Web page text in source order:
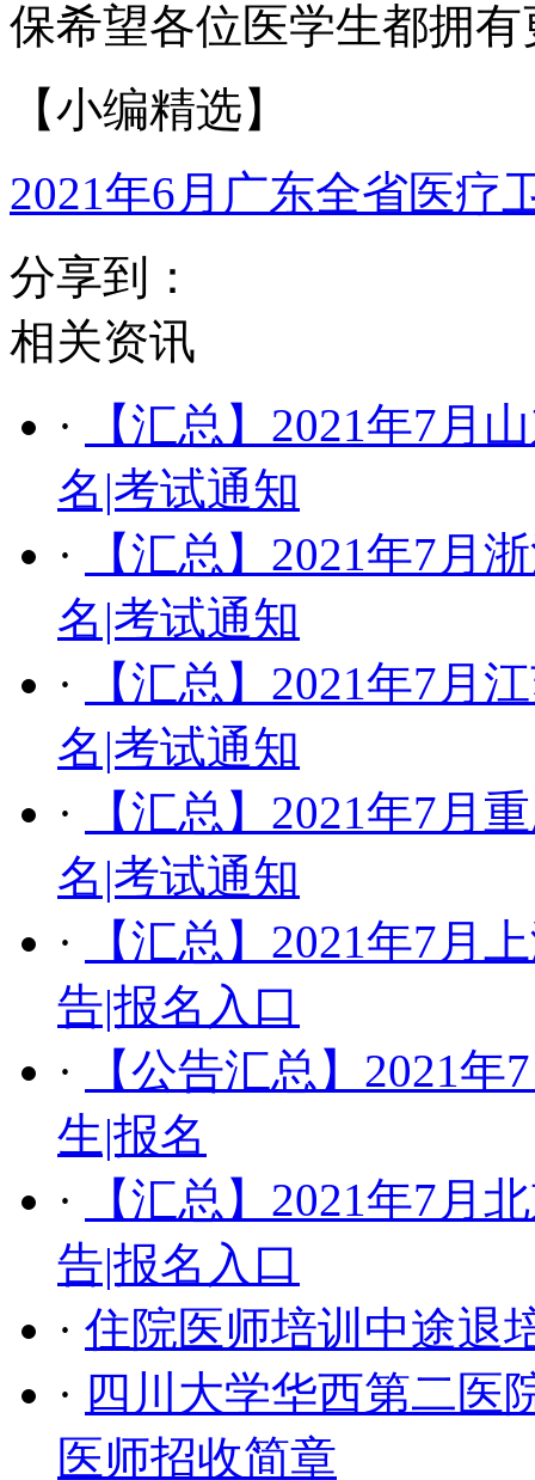
保希望各位医学生都拥
【小编精选】
2021年6月广东全省医疗
分享到：
相关资讯
·
【汇总】2021年7月
名|考试通知
·
【汇总】2021年7月
名|考试通知
·
【汇总】2021年7月
名|考试通知
·
【汇总】​2021年7月
名|考试通知
·
【汇总】2021年7月
告|报名入口
·
【公告汇总】2021
生|报名
·
【汇总】2021年7月
告|报名入口
· 住院医师培训中途退
· 四川大学华西第二医
医师招收简章